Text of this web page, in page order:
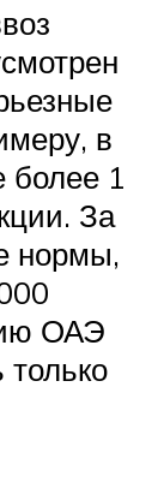
в
более 1
За
нормы,
ОАЭ
только